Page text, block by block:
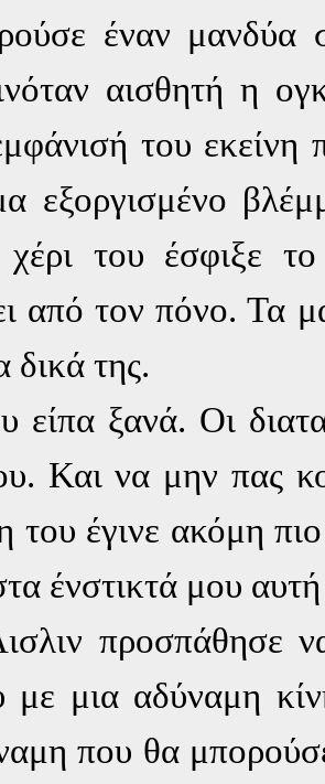
έναν μανδύα
αισθητή η
του εκείνη
εξοργισμένο
του έσφιξε
από τον πόνο. Τα
δικά της.
είπα ξανά. Οι
Και να μην πας
του έγινε ακόμη
ένστικτά μου
προσπάθησε
με μια αδύναμη
που θα